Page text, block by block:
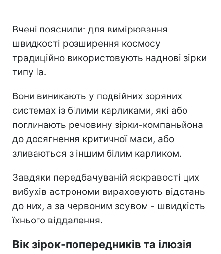
Вчені пояснили: для вимірювання
швидкості розширення космосу
традиційно використовують наднові зірки
типу Ia.
Вони виникають у подвійних зоряних
системах із білими карликами, які або
поглинають речовину зірки-компаньйона
до досягнення критичної маси, або
зливаються з іншим білим карликом.
Завдяки передбачуваній яскравості цих
вибухів астрономи вираховують відстань
до них, а за червоним зсувом - швидкість
їхнього віддалення.
Вік зірок-попередників та ілюзія